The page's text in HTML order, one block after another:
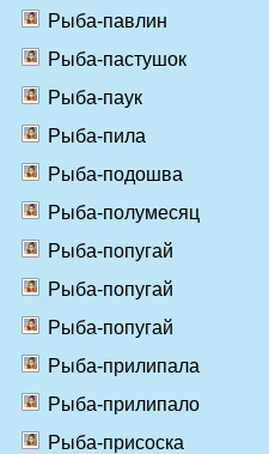
Рыба-павлин
Рыба-пастушок
Рыба-паук
Рыба-пила
Рыба-подошва
Рыба-полумесяц
Рыба-попугай
Рыба-попугай
Рыба-попугай
Рыба-прилипала
Рыба-прилипало
Рыба-присоска